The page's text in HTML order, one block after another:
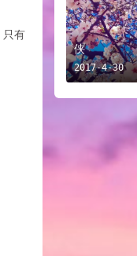
只有
侠
2017-4-30